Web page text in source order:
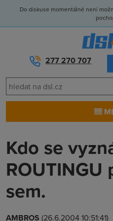
Do diskuse momentálně není
277 270 707
Kdo se
sem.
AMBROS (26.6.2004 10:51:41)